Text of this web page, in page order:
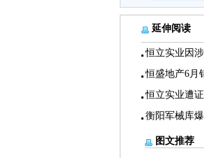
延伸阅读
恒立实业因
恒盛地产6月
恒立实业遭
衡阳军械库
图文推荐